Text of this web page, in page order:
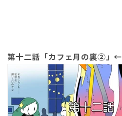
第十二話「カフェ月の裏②」←